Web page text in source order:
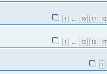
1 … 10 11 12
1 … 15 16 17
1